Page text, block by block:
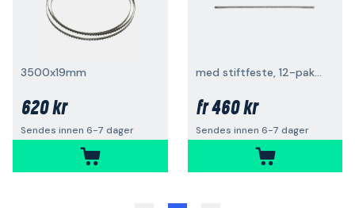
3500x19mm
620 kr
Sendes innen 6-7 dager
med stiftfeste, 12-pakning
fr460 kr
Sendes innen 6-7 dager